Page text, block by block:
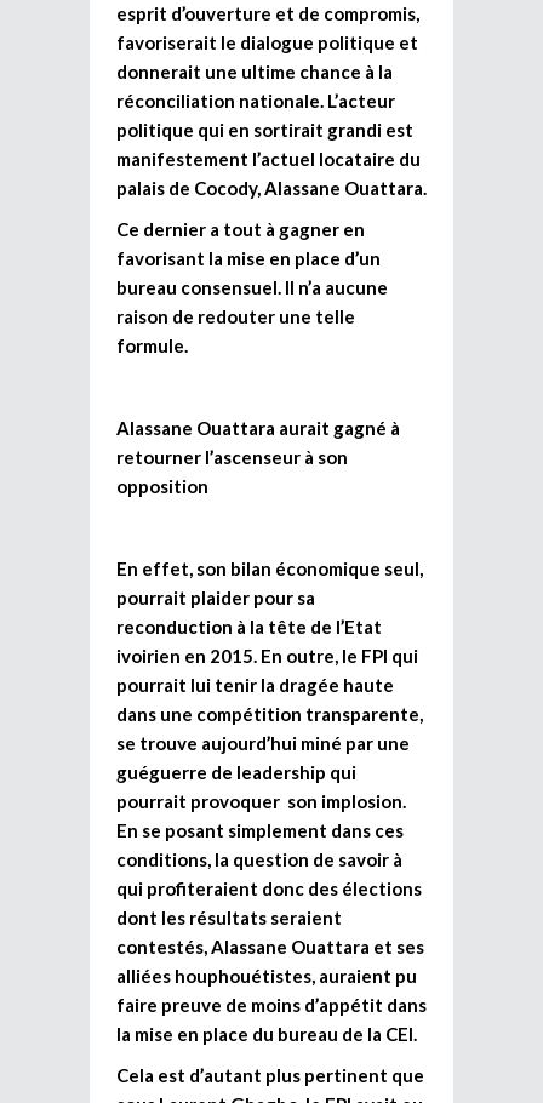
esprit d’ouverture et de compromis,
favoriserait le dialogue politique et
donnerait une ultime chance à la
réconciliation nationale. L’acteur
politique qui en sortirait grandi est
manifestement l’actuel locataire du
palais de Cocody, Alassane Ouattara.
Ce dernier a tout à gagner en
favorisant la mise en place d’un
bureau consensuel. Il n’a aucune
raison de redouter une telle
formule.
Alassane Ouattara aurait gagné à
retourner l’ascenseur à son
opposition
En effet, son bilan économique seul,
pourrait plaider pour sa
reconduction à la tête de l’Etat
ivoirien en 2015. En outre, le FPI qui
pourrait lui tenir la dragée haute
dans une compétition transparente,
se trouve aujourd’hui miné par une
guéguerre de leadership qui
pourrait provoquer son implosion.
En se posant simplement dans ces
conditions, la question de savoir à
qui profiteraient donc des élections
dont les résultats seraient
contestés, Alassane Ouattara et ses
alliées houphouétistes, auraient pu
faire preuve de moins d’appétit dans
la mise en place du bureau de la CEI.
Cela est d’autant plus pertinent que